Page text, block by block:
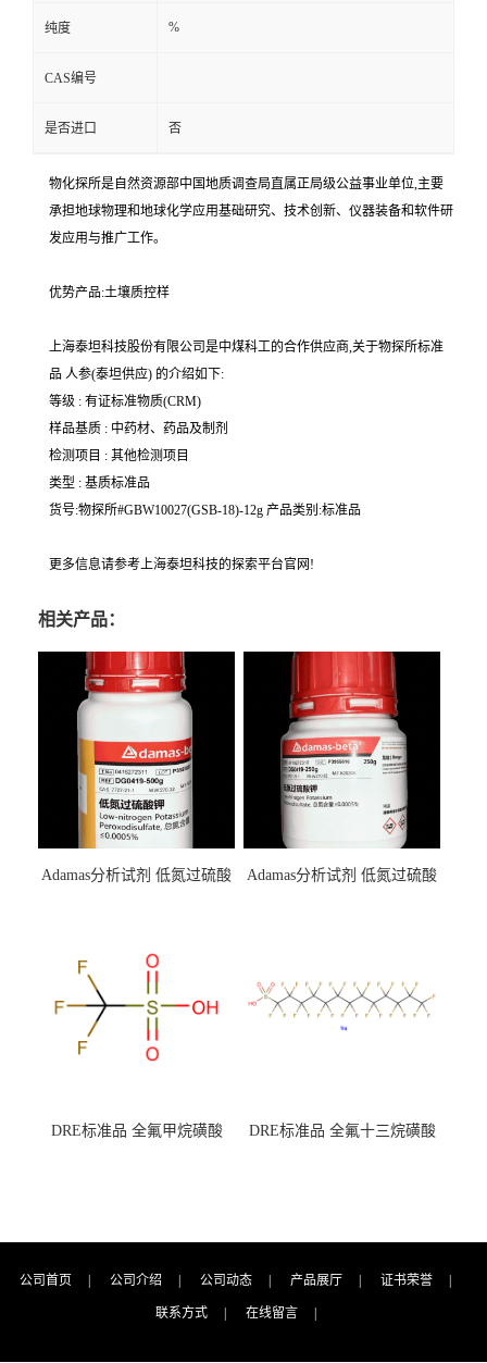
纯度 %
CAS编号
是否进口 否
物化探所是自然资源部中国地质调查局直属正局级公益事业单位,主要
承担地球物理和地球化学应用基础研究、技术创新、仪器装备和软件研
发应用与推广工作。
优势产品:土壤质控样
上海泰坦科技股份有限公司是中煤科工的合作供应商,关于物探所标准
品 人参(泰坦供应) 的介绍如下:
等级 : 有证标准物质(CRM)
样品基质 : 中药材、药品及制剂
检测项目 : 其他检测项目
类型 : 基质标准品
货号:物探所#GBW10027(GSB-18)-12g 产品类别:标准品
更多信息请参考上海泰坦科技的探索平台官网!
相关产品：
Adamas分析试剂 低氮过硫酸
（泰坦现货供应）
Adamas分析试剂 低氮过硫酸
DRE标准品 全氟甲烷磺酸
DRE标准品 全氟十三烷磺酸
公司首页 公司介绍 公司动态 产品展厅 证书荣誉
联系方式 在线留言